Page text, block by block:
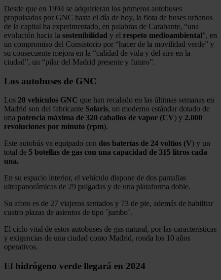
Desde que en 1994 se adquirieran los primeros autobuses
propulsados por GNC hasta el día de hoy, la flota de buses urbanos
de la capital ha experimentado, en palabras de Carabante, “una
evolución hacia la sostenibilidad y el respeto medioambiental”, en
un compromiso del Consistorio por “hacer de la movilidad verde” y
su consecuente mejora en la “calidad de vida y del aire en la
ciudad”, un “pilar del Madrid presente y futuro”.
Los autobuses de GNC
Los 20 vehículos GNC que han recalado en las últimas semanas en
Madrid son del fabricante Solaris, un moderno estándar dotado de
una potencia máxima de 320 caballos de vapor (CV) y 2.000
revoluciones por minuto (rpm).
Este autobús va equipado con dos baterías de 24 voltios (V) y un
total de 5 botellas de gas con una capacidad de 315 litros cada
una.
En su espacio interior, el vehículo dispone de dos pantallas
ultrapanorámicas de 29 pulgadas y de una plataforma doble.
Su aforo es de 27 viajeros sentados y 73 de pie, además de habilitar
cuatro plazas de asientos de tipo ´jumbo´.
El ciclo vital de estos autobuses de gas natural, por las características
y exigencias de una ciudad como Madrid, ronda los 10 años
operativos.
El hidrógeno verde llegará en 2024